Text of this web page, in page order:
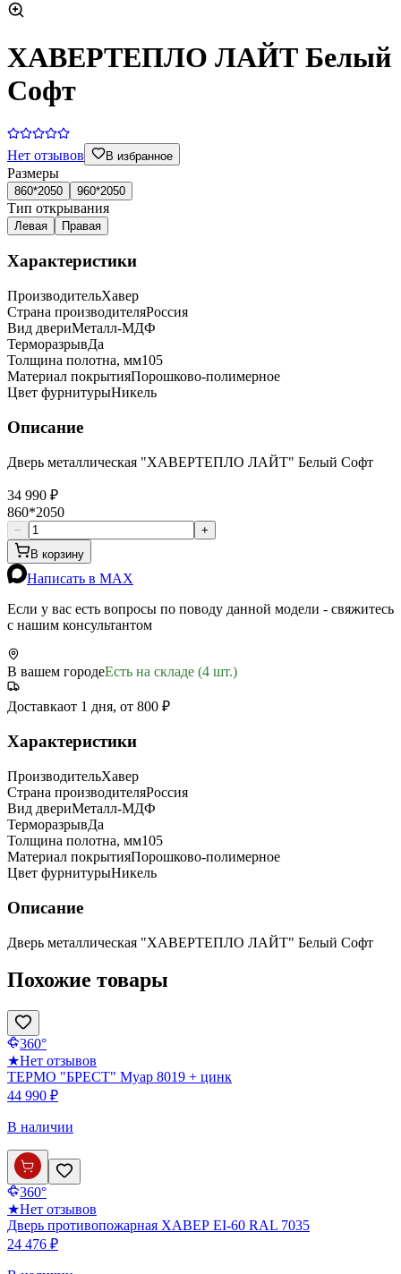
ХАВЕРТЕПЛО ЛАЙТ Белый
Софт
Нет отзывов В избранное
Размеры
860*2050 960*2050
Тип открывания
Левая Правая
Характеристики
ПроизводительХавер
Страна производителяРоссия
Вид двериМеталл-МДФ
ТерморазрывДа
Толщина полотна, мм105
Материал покрытияПорошково-полимерное
Цвет фурнитурыНикель
Описание
Дверь металлическая "ХАВЕРТЕПЛО ЛАЙТ" Белый Софт
34 990 ₽
860*2050
−
+
В корзину
Написать в MAX
Если у вас есть вопросы по поводу данной модели - свяжитесь
с нашим консультантом
В вашем городеЕсть на складе (4 шт.)
Доставкаот 1 дня, от 800 ₽
Характеристики
ПроизводительХавер
Страна производителяРоссия
Вид двериМеталл-МДФ
ТерморазрывДа
Толщина полотна, мм105
Материал покрытияПорошково-полимерное
Цвет фурнитурыНикель
Описание
Дверь металлическая "ХАВЕРТЕПЛО ЛАЙТ" Белый Софт
Похожие товары
360°
★Нет отзывов
ТЕРМО "БРЕСТ" Муар 8019 + цинк
44 990 ₽
В наличии
360°
★Нет отзывов
Дверь противопожарная ХАВЕР EI-60 RAL 7035
24 476 ₽